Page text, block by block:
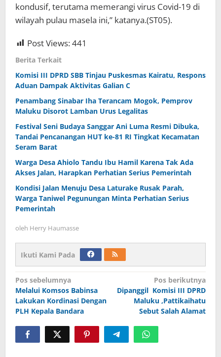
kondusif, terutama memerangi virus Covid-19 di
wilayah pulau masela ini,” katanya.(ST05).
Post Views:441
Berita Terkait
Komisi III DPRD SBB Tinjau Puskesmas Kairatu, Respons
Aduan Dampak Aktivitas Galian C
Penambang Sinabar Iha Terancam Mogok, Pemprov
Maluku Disorot Lamban Urus Legalitas
Festival Seni Budaya Sanggar Ani Luma Resmi Dibuka,
Tandai Pencanangan HUT ke-81 RI Tingkat Kecamatan
Seram Barat
Warga Desa Ahiolo Tandu Ibu Hamil Karena Tak Ada
Akses Jalan, Harapkan Perhatian Serius Pemerintah
Kondisi Jalan Menuju Desa Laturake Rusak Parah,
Warga Taniwel Pegunungan Minta Perhatian Serius
Pemerintah
oleh Herry Haumasse
Ikuti Kami Pada
Navigasi
pos
Pos sebelumnya
Melalui Komsos Babinsa
Lakukan Kordinasi Dengan
PLH Kepala Bandara
Pos berikutnya
Dipanggil Komisi III DPRD
Maluku ,Pattikaihatu
Sebut Salah Alamat